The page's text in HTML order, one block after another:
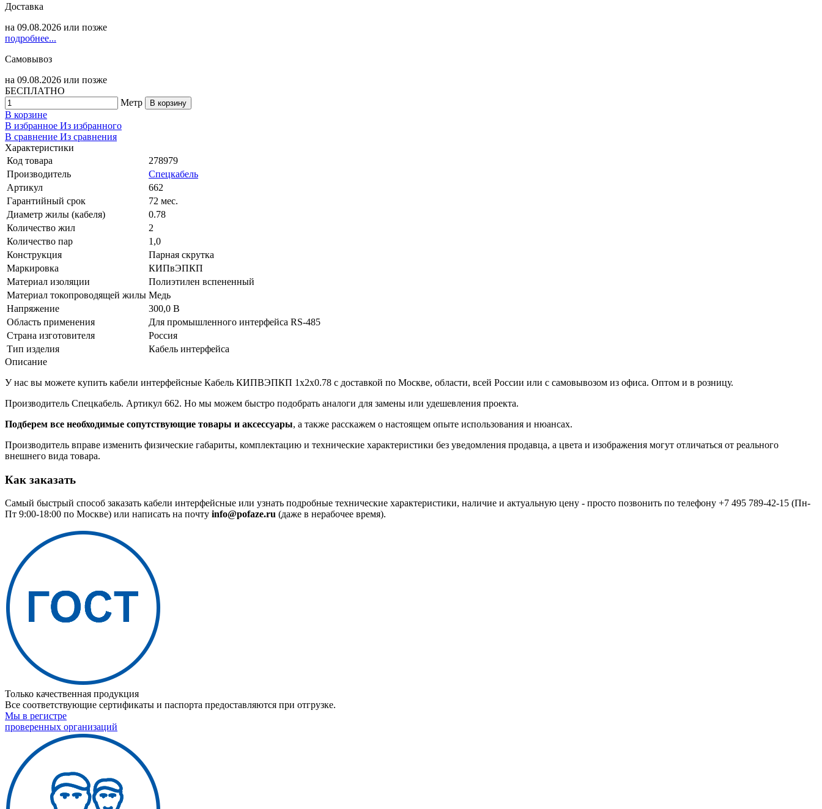
Доставка
на 09.08.2026 или позже
подробнее...
Самовывоз
на 09.08.2026 или позже
БЕСПЛАТНО
Метр
В корзину
В корзине
В избранное Из избранного
В сравнение Из сравнения
Характеристики
Код товара
278979
Производитель
Спецкабель
Артикул
662
Гарантийный срок
72 мес.
Диаметр жилы (кабеля)
0.78
Количество жил
2
Количество пар
1,0
Конструкция
Парная скрутка
Маркировка
КИПвЭПКП
Материал изоляции
Полиэтилен вспененный
Материал токопроводящей жилы Медь
Напряжение
300,0 В
Область применения
Для промышленного интерфейса RS-485
Страна изготовителя
Россия
Тип изделия
Кабель интерфейса
Описание
У нас вы можете купить кабели интерфейсные Кабель КИПВЭПКП 1х2х0.78 с доставкой по Москве, области, всей России или с самовывозом из офиса. Оптом и в розницу.
Производитель Спецкабель. Артикул 662. Но мы можем быстро подобрать аналоги для замены или удешевления проекта.
Подберем все необходимые сопутствующие товары и аксессуары, а также расскажем о настоящем опыте использования и нюансах.
Производитель вправе изменить физические габариты, комплектацию и технические характеристики без уведомления продавца, а цвета и изображения могут отличаться от реального
внешнего вида товара.
Как заказать
Самый быстрый способ заказать кабели интерфейсные или узнать подробные технические характеристики, наличие и актуальную цену - просто позвонить по телефону +7 495 789-42-15 (Пн-
Пт 9:00-18:00 по Москве) или написать на почту info@pofaze.ru (даже в нерабочее время).
Только качественная продукция
Все соответствующие сертификаты и паспорта предоставляются при отгрузке.
Мы в регистре
проверенных организаций